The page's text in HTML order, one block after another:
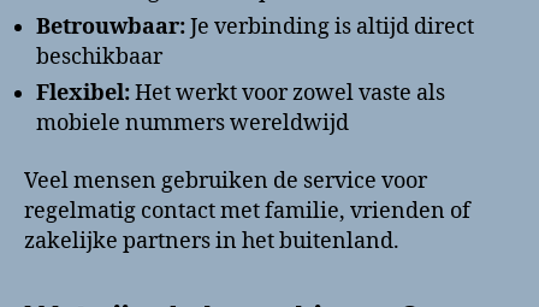
Betrouwbaar:Je verbinding is altijd direct
beschikbaar
Flexibel:Het werkt voor zowel vaste als
mobiele nummers wereldwijd
Veel mensen gebruiken de service voor
regelmatig contact met familie, vrienden of
zakelijke partners in het buitenland.